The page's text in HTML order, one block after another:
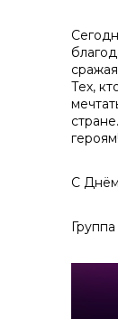
Тех,
героям!
С